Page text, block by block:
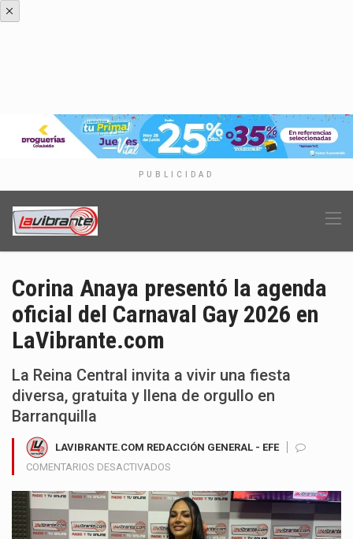
PUBLICIDAD
Corina Anaya presentó la agenda
oficial del Carnaval Gay 2026 en
LaVibrante.com
La Reina Central invita a vivir una fiesta
diversa, gratuita y llena de orgullo en
Barranquilla
LAVIBRANTE.COM REDACCIÓN GENERAL - EFE
COMENTARIOS DESACTIVADOS
ANAYA
PRESENTÓ
LA